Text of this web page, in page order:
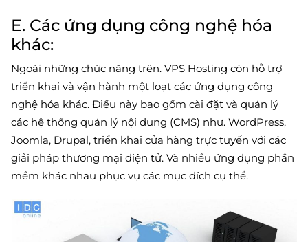
E. Các ứng dụng công nghệ hóa
khác:
Ngoài những chức năng trên. VPS Hosting còn hỗ trợ
triển khai và vận hành một loạt các ứng dụng công
nghệ hóa khác. Điều này bao gồm cài đặt và quản lý
các hệ thống quản lý nội dung (CMS) như. WordPress,
Joomla, Drupal, triển khai cửa hàng trực tuyến với các
giải pháp thương mại điện tử. Và nhiều ứng dụng phần
mềm khác nhau phục vụ các mục đích cụ thể.